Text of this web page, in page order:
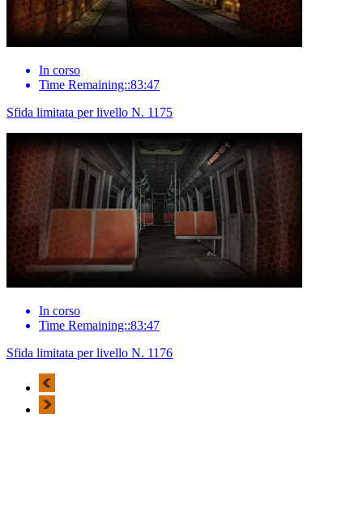
In corso
Time Remaining::83:47
Sfida limitata per livello N. 1175
In corso
Time Remaining::83:47
Sfida limitata per livello N. 1176